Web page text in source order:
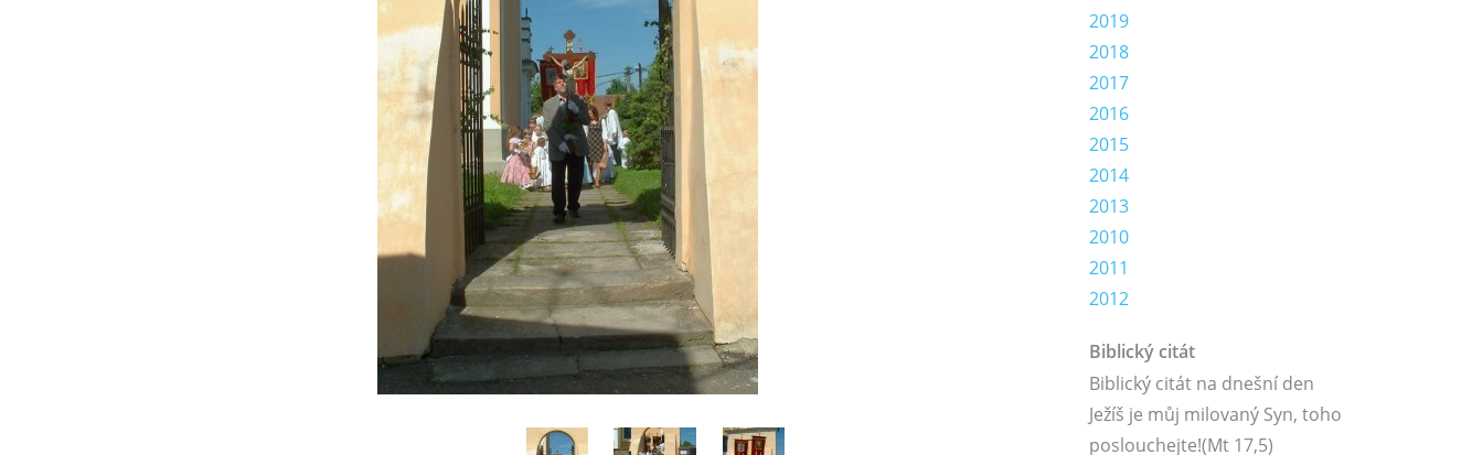
2019
2018
2017
2016
2015
2014
2013
2010
2011
2012
Biblický citát
Biblický citát na dnešní den
Ježíš je můj milovaný Syn, toho
poslouchejte!(Mt 17,5)